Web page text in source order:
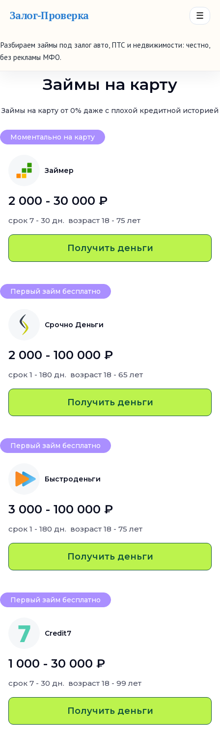
Залог-Проверка ☰
Разбираем займы под залог авто, ПТС и недвижимости: честно,
без рекламы МФО.
Займы на карту
Займы на карту от 0% даже с плохой кредитной историей
Моментально на карту
Займер
2 000 - 30 000 ₽
срок 7 - 30 дн. возраст 18 - 75 лет
Получить деньги
Первый займ бесплатно
Срочно Деньги
2 000 - 100 000 ₽
срок 1 - 180 дн. возраст 18 - 65 лет
Получить деньги
Первый займ бесплатно
Быстроденьги
3 000 - 100 000 ₽
срок 1 - 180 дн. возраст 18 - 75 лет
Получить деньги
Первый займ бесплатно
Credit7
1 000 - 30 000 ₽
срок 7 - 30 дн. возраст 18 - 99 лет
Получить деньги